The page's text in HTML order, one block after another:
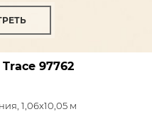
97762
1,06x10,05 м